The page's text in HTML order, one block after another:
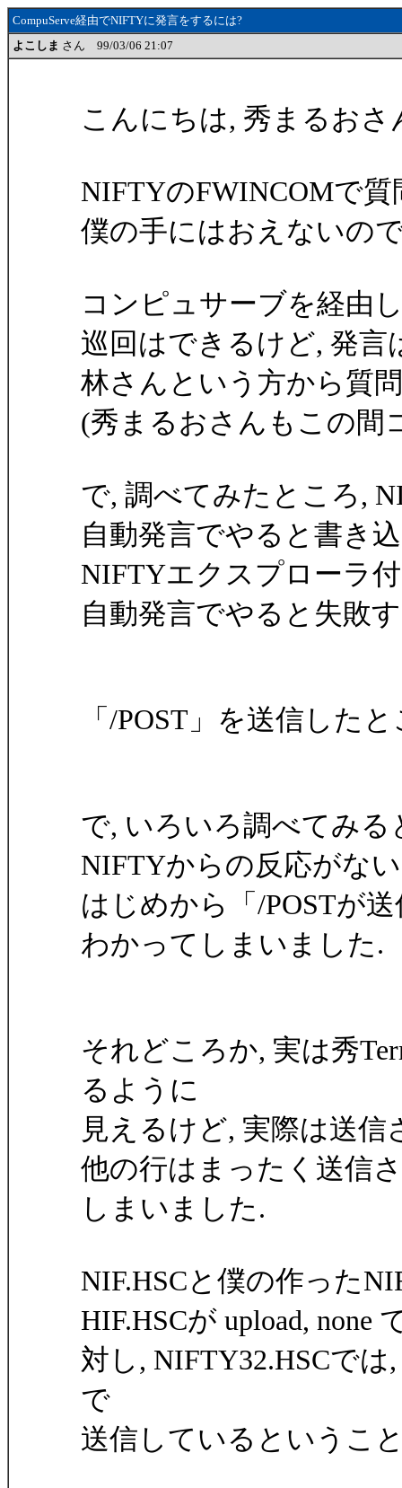
CompuServe経由でNIFTYに発言をするには?
よこしま さん 99/03/06 21:07
こんにちは, 秀まるおさ
NIFTYのFWINCOMで
僕の手にはおえないの
コンピュサーブを経由
巡回はできるけど, 発
林さんという方から質
(秀まるおさんもこの間
で, 調べてみたところ,
自動発言でやると書き
NIFTYエクスプローラ
自動発言でやると失敗
「/POST」を送信した
で, いろいろ調べてみる
NIFTYからの反応がな
はじめから「/POSTが
わかってしまいました.
それどころか, 実は秀
るように
見えるけど, 実際は送
他の行はまったく送信
しまいました.
NIF.HSCと僕の作った
HIF.HSCが upload,
対し, NIFTY32.HSCでは
で
送信しているというこ